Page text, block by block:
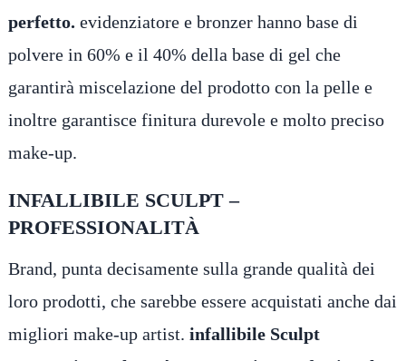
perfetto. evidenziatore e bronzer hanno base di
polvere in 60% e il 40% della base di gel che
garantirà miscelazione del prodotto con la pelle e
inoltre garantisce finitura durevole e molto preciso
make-up.
INFALLIBILE SCULPT –
PROFESSIONALITÀ
Brand, punta decisamente sulla grande qualità dei
loro prodotti, che sarebbe essere acquistati anche dai
migliori make-up artist. infallibile Sculpt